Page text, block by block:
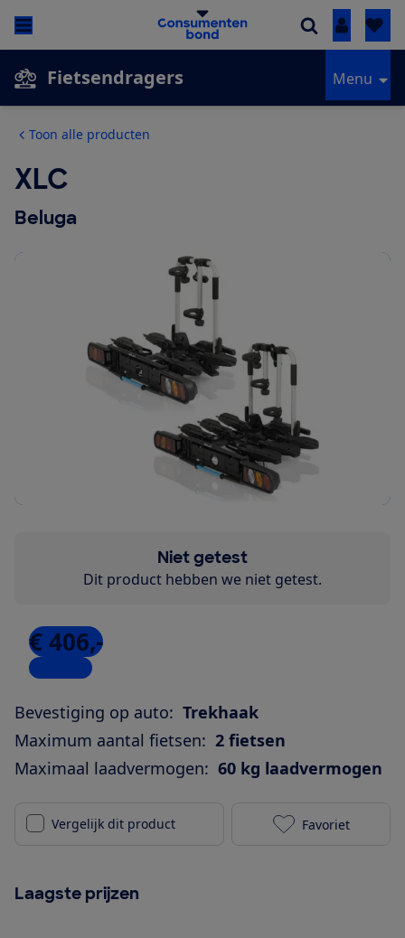
Inloggen
Fietsendragers Menu
Toon alle producten
XLC
Beluga
Niet getest
Dit product hebben we niet getest.
€ 406,-
3 winkels
Bevestiging op auto: Trekhaak
Maximum aantal fietsen: 2 fietsen
Maximaal laadvermogen: 60 kg laadvermogen
Vergelijk dit product XLC Beluga
Favoriet
Laagste prijzen